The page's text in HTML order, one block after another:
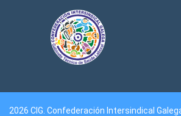
2026 CIG. Confederación Intersindical